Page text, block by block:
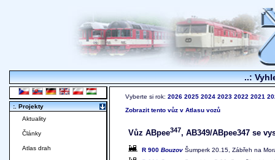
..:
Vyberte si rok: 2026 2025 2024 2023 2022 2021
Zobrazit tento vůz v Atlasu vozů
Vůz ABpee347, AB349/ABpee347 se
R 900 Bouzov Šumperk 20.15, Zábřeh na
:. Projekty
Aktuality
Články
Atlas drah